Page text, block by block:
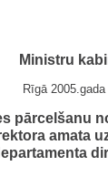
Ministru
Rīgā
pārcelšanu
amata